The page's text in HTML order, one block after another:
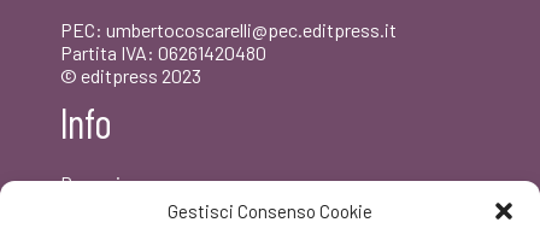
Gestisci Consenso Cookie
PEC: umbertocoscarelli@pec.editpress.it
Partita IVA: 06261420480
© editpress 2023
Info
Dove siamo